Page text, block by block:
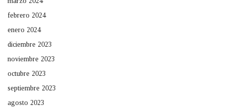
febrero 2024
enero 2024
diciembre 2023
noviembre 2023
octubre 2023
septiembre 2023
agosto 2023